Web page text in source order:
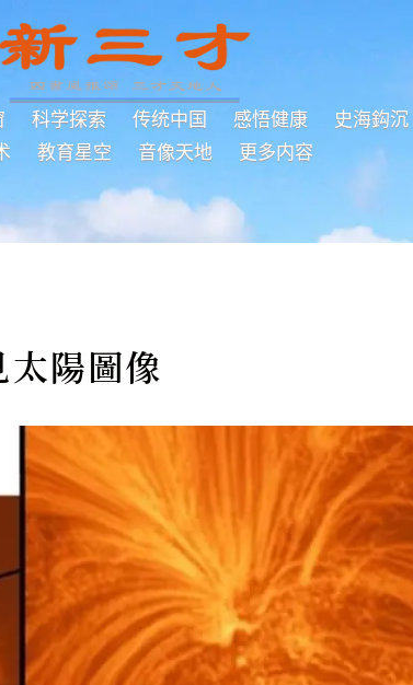
科学探索 传统中国 感悟健康
史海鈎沉
教育星空 音像天地 更多内容
陽圖像